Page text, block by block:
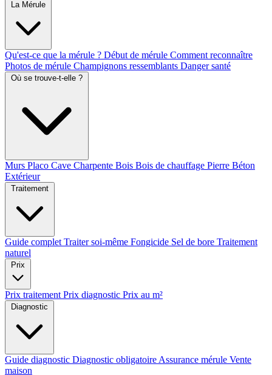
Qu'est-ce que la mérule ? Début de mérule Comment reconnaître
Photos de mérule Champignons ressemblants Danger santé
Murs Placo Cave Charpente Bois Bois de chauffage Pierre Béton
Extérieur
Guide complet Traiter soi-même Fongicide Sel de bore Traitement
naturel
Prix traitement Prix diagnostic Prix au m²
Guide diagnostic Diagnostic obligatoire Assurance mérule Vente
maison